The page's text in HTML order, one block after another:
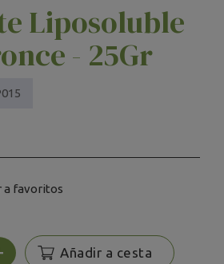
Liposoluble
- 25Gr
a favoritos
Añadir a cesta